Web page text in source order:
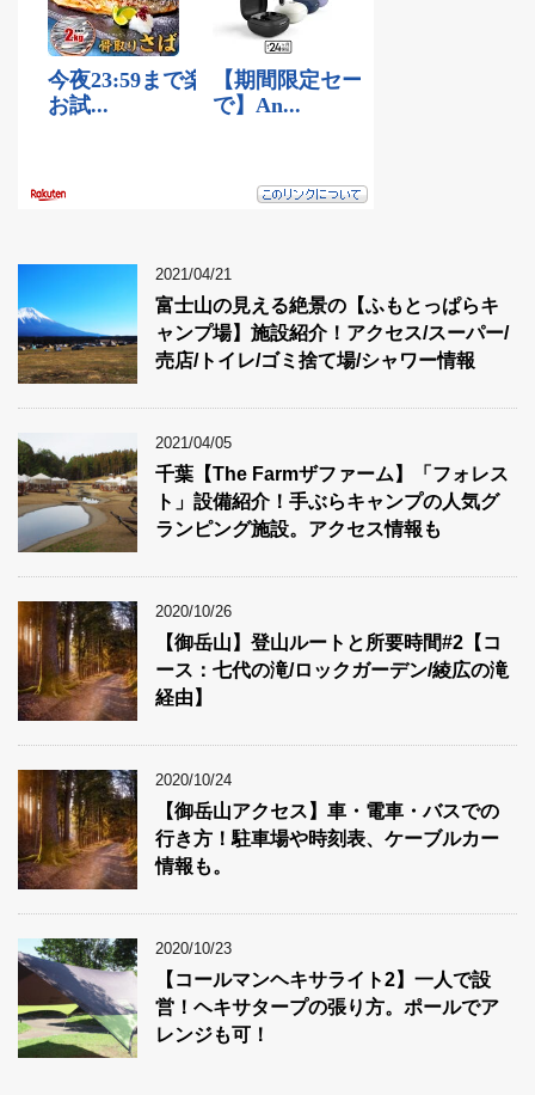
2021/04/21
富士山の見える絶景の【ふもとっぱらキ
ャンプ場】施設紹介！アクセス/スーパー/
売店/トイレ/ゴミ捨て場/シャワー情報
2021/04/05
千葉【The Farmザファーム】「フォレス
ト」設備紹介！手ぶらキャンプの人気グ
ランピング施設。アクセス情報も
2020/10/26
【御岳山】登山ルートと所要時間#2【コ
ース：七代の滝/ロックガーデン/綾広の滝
経由】
2020/10/24
【御岳山アクセス】車・電車・バスでの
行き方！駐車場や時刻表、ケーブルカー
情報も。
2020/10/23
【コールマンヘキサライト2】一人で設
営！ヘキサタープの張り方。ポールでア
レンジも可！